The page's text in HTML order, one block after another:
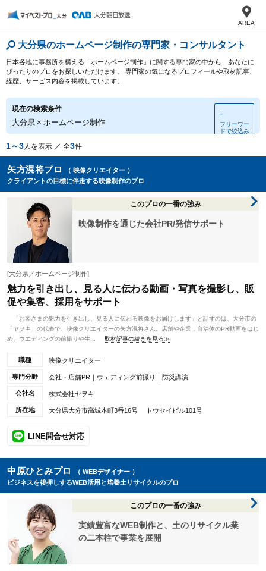
AREA
大分県のホームページ制作の専門家・コンサルタント
日本各地に事務所を構える「ホームページ制作」に関する専門家の中から、あなたに
ぴったりのプロをお探しいただけます。 専門家の気になるプロフィールや取材記事、
経歴、サービス内容を掲載しています。
現在の検索条件
大分県 × ホームページ制作
＋
フリーワー
ドで絞込み
1～3人を表示 ／ 全3件
矢方滉将プロ
（ 映像クリエイター ）
クライアントの目標に伴走する映像制作のプロ
このプロの一番の強み
映像制作を通じた会社PR/発信サポート
[大分県／ホームページ制作]
魅力を引き出し、見る人に伝わる動画・写真を撮影し、販
促や集客、採用をサポート
「お客さまの魅力を引き出し、見る人に伝わる映像をお届けします」と話すのは、大分市の
「ヤヲキ」の代表で、映像クリエイターの矢方滉将さん。店舗や企業、自治体のPR動画をはじ
め、ウエディングの前撮りや生...
取材記事の続きを見る≫
職種 映像クリエイター
専門分野 会社・店舗PR｜ウェディング前撮り｜防災講演
会社名 株式会社ヤヲキ
所在地 大分県大分市高城本町3番16号 トウセイビル101号
LINE問合せ対応
中原ひとみプロ
（ WEBデザイナー ）
ビジネスを後押しするWEB活用と培養土リサイクルのプロ
このプロの一番の強み
実績豊富なWEB制作と、土のリサイクル業
の二本柱で事業を展開